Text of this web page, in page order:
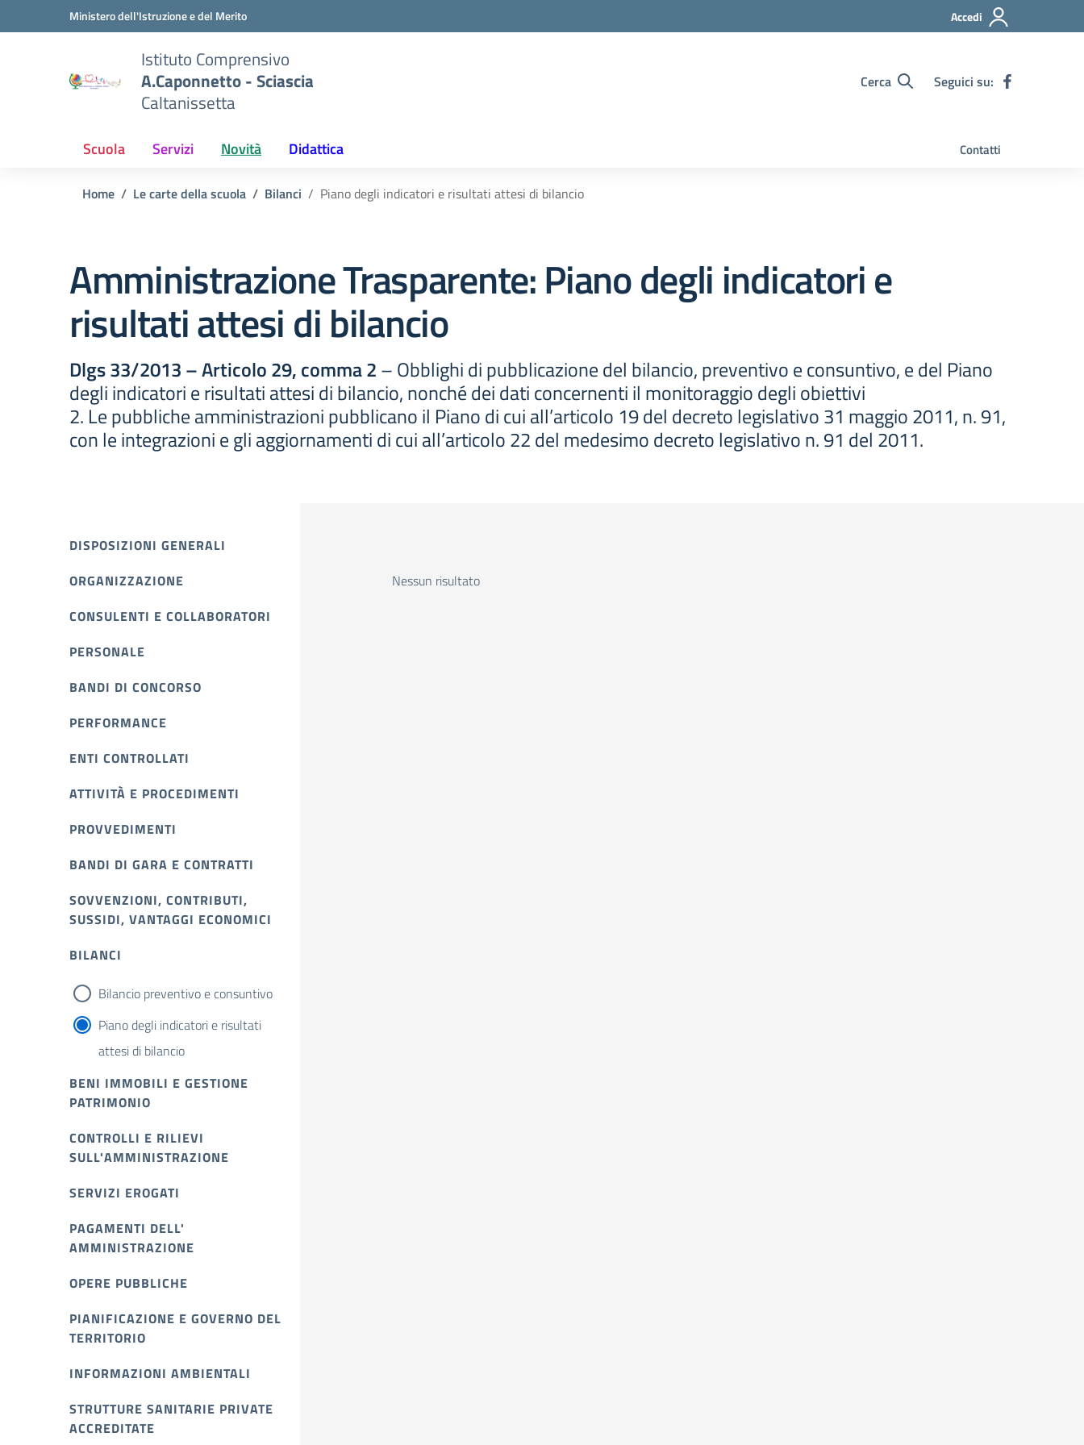
Vai ai contenuti
Vai al menu di navigazioneMinistero dell'Istruzione e del Merito Accedi
Istituto Comprensivo
A.Caponnetto - Sciascia
Caltanissetta
Cerca Seguici su:
Scuola Servizi Novità Didattica Contatti
Home Le carte della scuola Bilanci Piano degli indicatori e risultati attesi di bilancio
Amministrazione Trasparente:Piano degli indicatori e
risultati attesi di bilancio
Dlgs 33/2013 – Articolo 29, comma 2– Obblighi di pubblicazione del bilancio, preventivo e consuntivo, e del Piano
degli indicatori e risultati attesi di bilancio, nonché dei dati concernenti il monitoraggio degli obiettivi
2. Le pubbliche amministrazioni pubblicano il Piano di cui all’articolo 19 del decreto legislativo 31 maggio 2011, n. 91,
con le integrazioni e gli aggiornamenti di cui all’articolo 22 del medesimo decreto legislativo n. 91 del 2011.
DISPOSIZIONI GENERALI
ORGANIZZAZIONE
CONSULENTI E COLLABORATORI
PERSONALE
BANDI DI CONCORSO
PERFORMANCE
ENTI CONTROLLATI
ATTIVITÀ E PROCEDIMENTI
PROVVEDIMENTI
BANDI DI GARA E CONTRATTI
SOVVENZIONI, CONTRIBUTI,
SUSSIDI, VANTAGGI ECONOMICI
BILANCI
Bilancio preventivo e consuntivo
Piano degli indicatori e risultati
attesi di bilancio
BENI IMMOBILI E GESTIONE
PATRIMONIO
CONTROLLI E RILIEVI
SULL'AMMINISTRAZIONE
SERVIZI EROGATI
PAGAMENTI DELL'
AMMINISTRAZIONE
OPERE PUBBLICHE
PIANIFICAZIONE E GOVERNO DEL
TERRITORIO
INFORMAZIONI AMBIENTALI
STRUTTURE SANITARIE PRIVATE
ACCREDITATE
Nessun risultato